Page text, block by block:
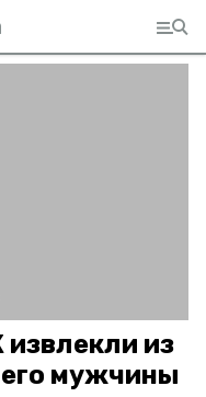
из
мужчины